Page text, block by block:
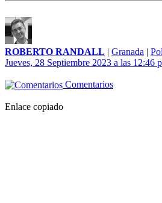
ROBERTO RANDALL | Granada |
Jueves, 28 Septiembre 2023 a las 12:46
Comentarios
Enlace copiado